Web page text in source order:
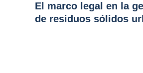
El marco legal en la
de residuos sólidos